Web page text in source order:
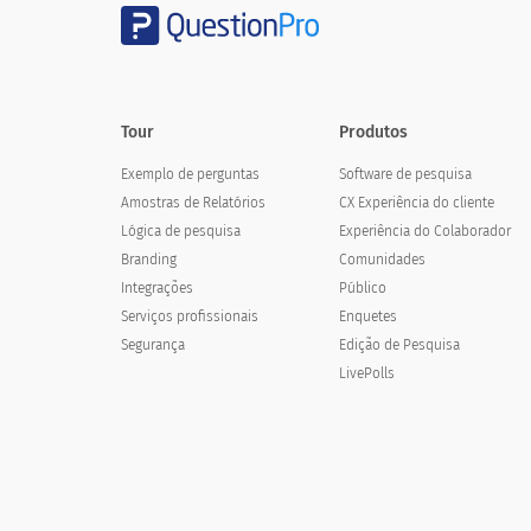
Diariamente
Uma vez por semana
Por mês
Quase nunca
Qual das opções a seguir descreve
Tour
Exemplo de perguntas
Amostras de Relatórios
Lógica de pesquisa
Branding
Integrações
Serviços profissionais
Segurança
Produtos
Software de pesquisa
CX Experiência do cliente
Experiência do Colaborador
Comunidades
Público
Enquetes
Edição de Pesquisa
LivePolls